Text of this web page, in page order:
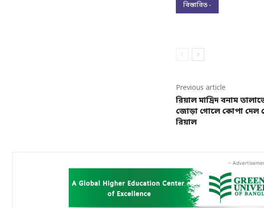
বিস্তারিত -
Previous article
রিয়াল মাদ্রিদ বনাম
জোড়া গোলে কোপা দেল
রিয়াল
-